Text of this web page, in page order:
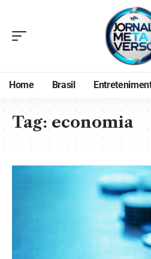
Home Brasil
Tag:economia